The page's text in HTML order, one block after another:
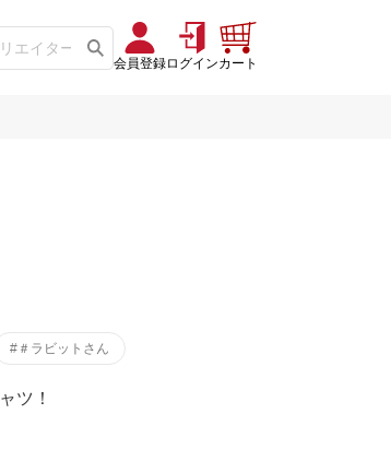
会員登録ログインカート
#＃ラビットさん
ツ！